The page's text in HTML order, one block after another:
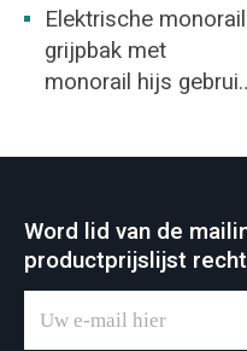
Elektrische monorail
grijpbak met
monorail hijs
Afvalverwerking,
energieopwekking,
kolenwassen,
slakkenverwijdering.
Word lid van de
productprijslijst